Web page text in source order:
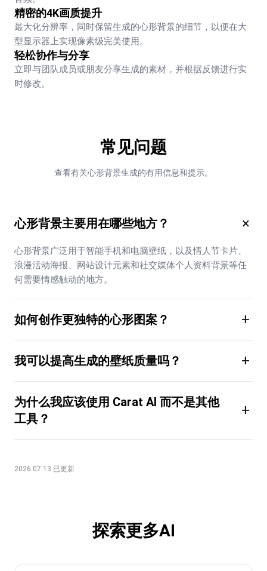
精密的4K画质提升
最大化分辨率，同时保留生成的心形背景的细节，以便在大
型显示器上实现像素级完美使用。
轻松协作与分享
立即与团队成员或朋友分享生成的素材，并根据反馈进行实
时修改。
常见问题
查看有关心形背景生成的有用信息和提示。
心形背景主要用在哪些地方？ ×
心形背景广泛用于智能手机和电脑壁纸，以及情人节卡片、
浪漫活动海报、网站设计元素和社交媒体个人资料背景等任
何需要情感触动的地方。
如何创作更独特的心形图案？ +
我可以提高生成的壁纸质量吗？ +
为什么我应该使用 Carat AI 而不是其他
工具？
+
2026.07.13 已更新
探索更多AI